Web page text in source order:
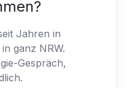
Jahren in
ganz NRW.
Gespräch,